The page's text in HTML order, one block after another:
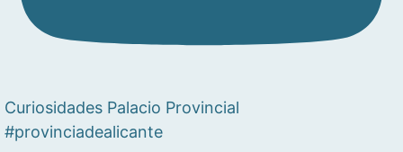
Curiosidades Palacio Provincial
#provinciadealicante